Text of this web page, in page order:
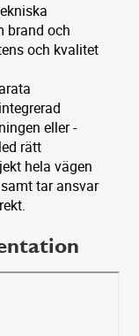
brand och
och kvalitet
eller -
rätt
hela vägen
tar ansvar